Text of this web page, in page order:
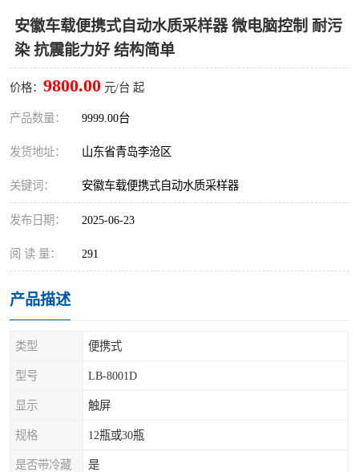
安徽车载便携式自动水质采样器 微电脑控制 耐污
染 抗震能力好 结构简单
价格： 9800.00 元/台 起
产品数量： 9999.00台
发货地址： 山东省青岛李沧区
关键词： 安徽车载便携式自动水质采样器
发布日期： 2025-06-23
阅 读 量： 291
产品描述
类型 便携式
型号 LB-8001D
显示 触屏
规格 12瓶或30瓶
是否带冷藏 是
新宇宙仪器
烟尘净化器